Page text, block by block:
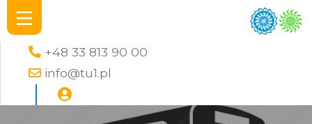
+48 33 813 90 00
info@tu1.pl